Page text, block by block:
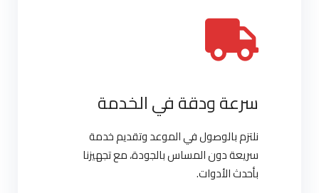
سرعة ودقة في الخدمة
نلتزم بالوصول في الموعد وتقديم خدمة
سريعة دون المساس بالجودة، مع تجهيزنا
بأحدث الأدوات.